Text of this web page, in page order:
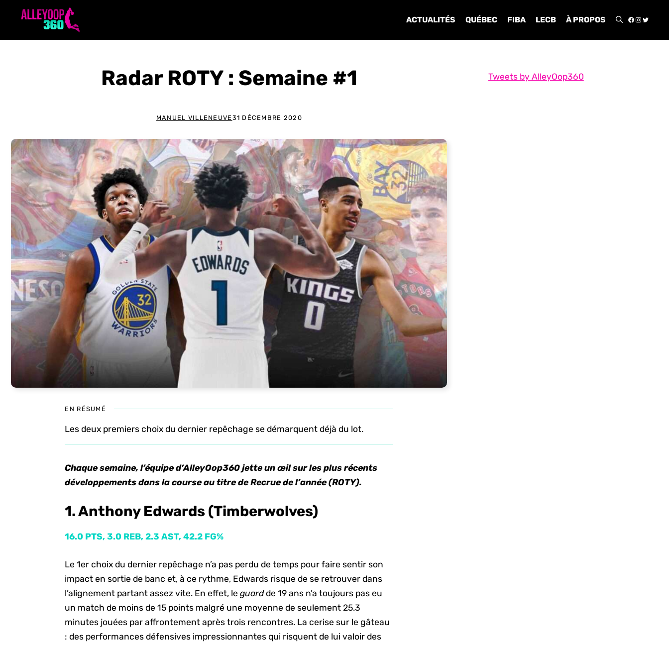
ACTUALITÉS QUÉBEC FIBA LECB À PROPOS
Radar ROTY : Semaine #1
MANUEL VILLENEUVE 31 DÉCEMBRE 2020
EN RÉSUMÉ
Les deux premiers choix du dernier repêchage se démarquent déjà du lot.
Chaque semaine, l’équipe d’AlleyOop360 jette unœil sur les plus récents
développements dans la course au titre de Recrue de l’année (ROTY).
1. Anthony Edwards (Timberwolves)
16.0 PTS, 3.0 REB, 2.3 AST, 42.2 FG%
Le 1er choix du dernier repêchage n’a pas perdu de temps pour faire sentir son
impact en sortie de banc et, à ce rythme, Edwards risque de se retrouver dans
l’alignement partant assez vite. En effet, leguardde 19 ans n’a toujours pas eu
un match de moins de 15 points malgré une moyenne de seulement 25.3
minutes jouées par affrontement après trois rencontres. La cerise sur le gâteau
: des performances défensives impressionnantes qui risquent de lui valoir des
Tweets by AlleyOop360